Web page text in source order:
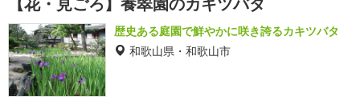
歴史ある庭園で鮮やかに咲き誇るカキツバタ
和歌山県・和歌山市